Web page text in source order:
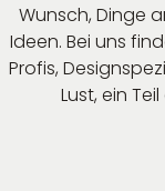
Wunsch, Dinge
Ideen. Bei uns
Profis,
Lust, ein